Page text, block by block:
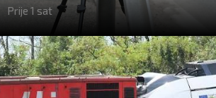
Prije 1 sat